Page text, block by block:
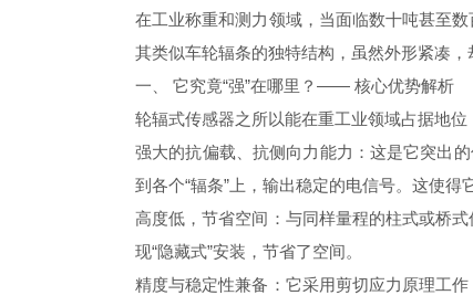
在工业称重和测力领域，当面临数十吨甚至
其类似车轮辐条的独特结构，虽然外形紧凑
一、 它究竟“强”在哪里？—— 核心优势解析
轮辐式传感器之所以能在重工业领域占据地位
强大的抗偏载、抗侧向力能力：这是它突出
到各个“辐条”上，输出稳定的电信号。这使
高度低，节省空间：与同样量程的柱式或桥
现“隐藏式”安装，节省了空间。
精度与稳定性兼备：它采用剪切应力原理工